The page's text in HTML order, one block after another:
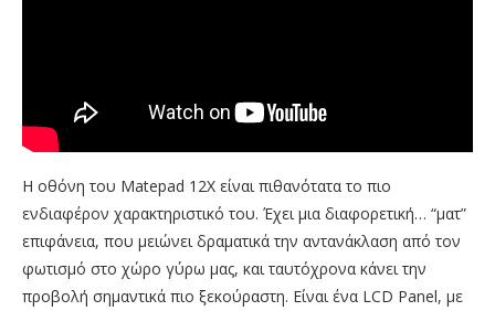
Η οθόνη του Matepad 12X είναι πιθανότατα το πιο
ενδιαφέρον χαρακτηριστικό του. Έχει μια διαφορετική… “ματ”
επιφάνεια, που μειώνει δραματικά την αντανάκλαση από τον
φωτισμό στο χώρο γύρω μας, και ταυτόχρονα κάνει την
προβολή σημαντικά πιο ξεκούραστη. Είναι ένα LCD Panel, με